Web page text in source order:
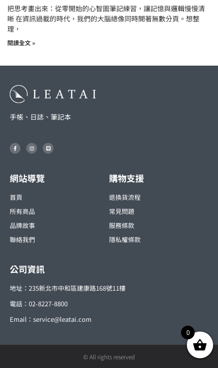
把思考畫出來：從零開始的心智圖筆記練習，讓記憶與邏輯慢慢清
晰 在資訊過載的時代，我們的大腦總像同時開著無數分頁。想整
理，
閱讀全文 »
手帳、日誌、筆記本
F
a
c
o
k
-
I
n
s
r
a
m
L
i
n
網站導覽
首頁
所有商品
品牌故事
聯絡我們
購物支援
退換貨流程
常見問題
服務條款
隱私權條款
公司資訊
地址：235新北市中和區建康路168號11樓
電話：02-8227-8800
Email： service@leatai.com
© All rights reserved
0